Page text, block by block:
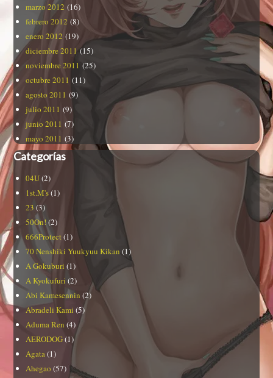
marzo 2012 (16)
febrero 2012 (8)
enero 2012 (19)
diciembre 2011(15)
noviembre 2011 (25)
octubre 2011 (11)
agosto 2011 (9)
julio 2011 (9)
junio 2011 (7)
mayo 2011 (3)
Categorías
04U(2)
1st.M's(1)
23 (3)
50On! (2)
666Protect (1)
70 Nenshiki Yuukyuu Kikan (1)
A Gokuburi (1)
A Kyokufuri (2)
Abi Kamesennin (2)
Abradeli Kami (5)
Aduma Ren (4)
AERODOG(1)
Agata(1)
Ahegao (57)